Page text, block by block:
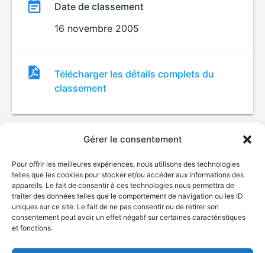
Gérer le consentement
Pour offrir les meilleures expériences, nous utilisons des technologies
telles que les cookies pour stocker et/ou accéder aux informations des
appareils. Le fait de consentir à ces technologies nous permettra de
traiter des données telles que le comportement de navigation ou les ID
uniques sur ce site. Le fait de ne pas consentir ou de retirer son
consentement peut avoir un effet négatif sur certaines caractéristiques
et fonctions.
Date de classement
16 novembre 2005
Fichier
de
classement
Télécharger les détails complets du
classement
© Gouvernement du Québec, 2026
Plan du site